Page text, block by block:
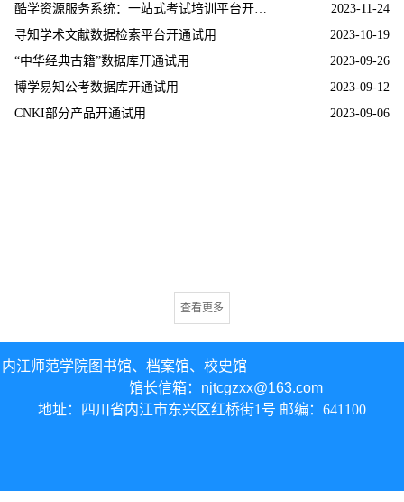
2023-11-24
酷学资源服务系统：一站式考试培训平台开通试用
2023-10-19
寻知学术文献数据检索平台开通试用
2023-09-26
“中华经典古籍”数据库开通试用
2023-09-12
博学易知公考数据库开通试用
2023-09-06
CNKI部分产品开通试用
查看更多
内江师范学院图书馆、 档案馆、校史馆
馆长信箱： njtcgzxx@163.com
地址：四川省内江市东兴区红桥街1号 邮编：641100